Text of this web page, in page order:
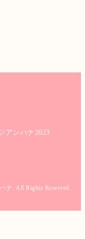
アンハナ2023
ナ. All Rights Reserved.